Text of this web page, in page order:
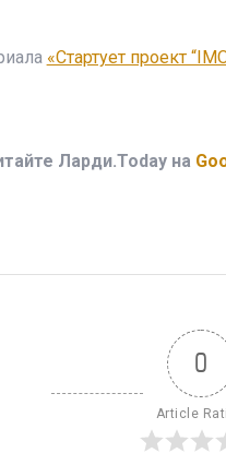
«Стартует проект
Ларди.Today на
0
Article